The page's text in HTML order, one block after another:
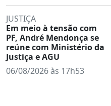
JUSTIÇA
Em meio à tensão com
PF, André Mendonça se
reúne com Ministério da
Justiça e AGU
06/08/2026 às 17h53